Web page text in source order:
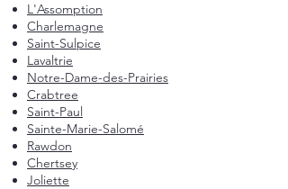
L'Assomption
Charlemagne
Saint-Sulpice
Lavaltrie
Notre-Dame-des-Prairies
Crabtree
Saint-Paul
Sainte-Marie-Salomé
Rawdon
Chertsey
Joliette